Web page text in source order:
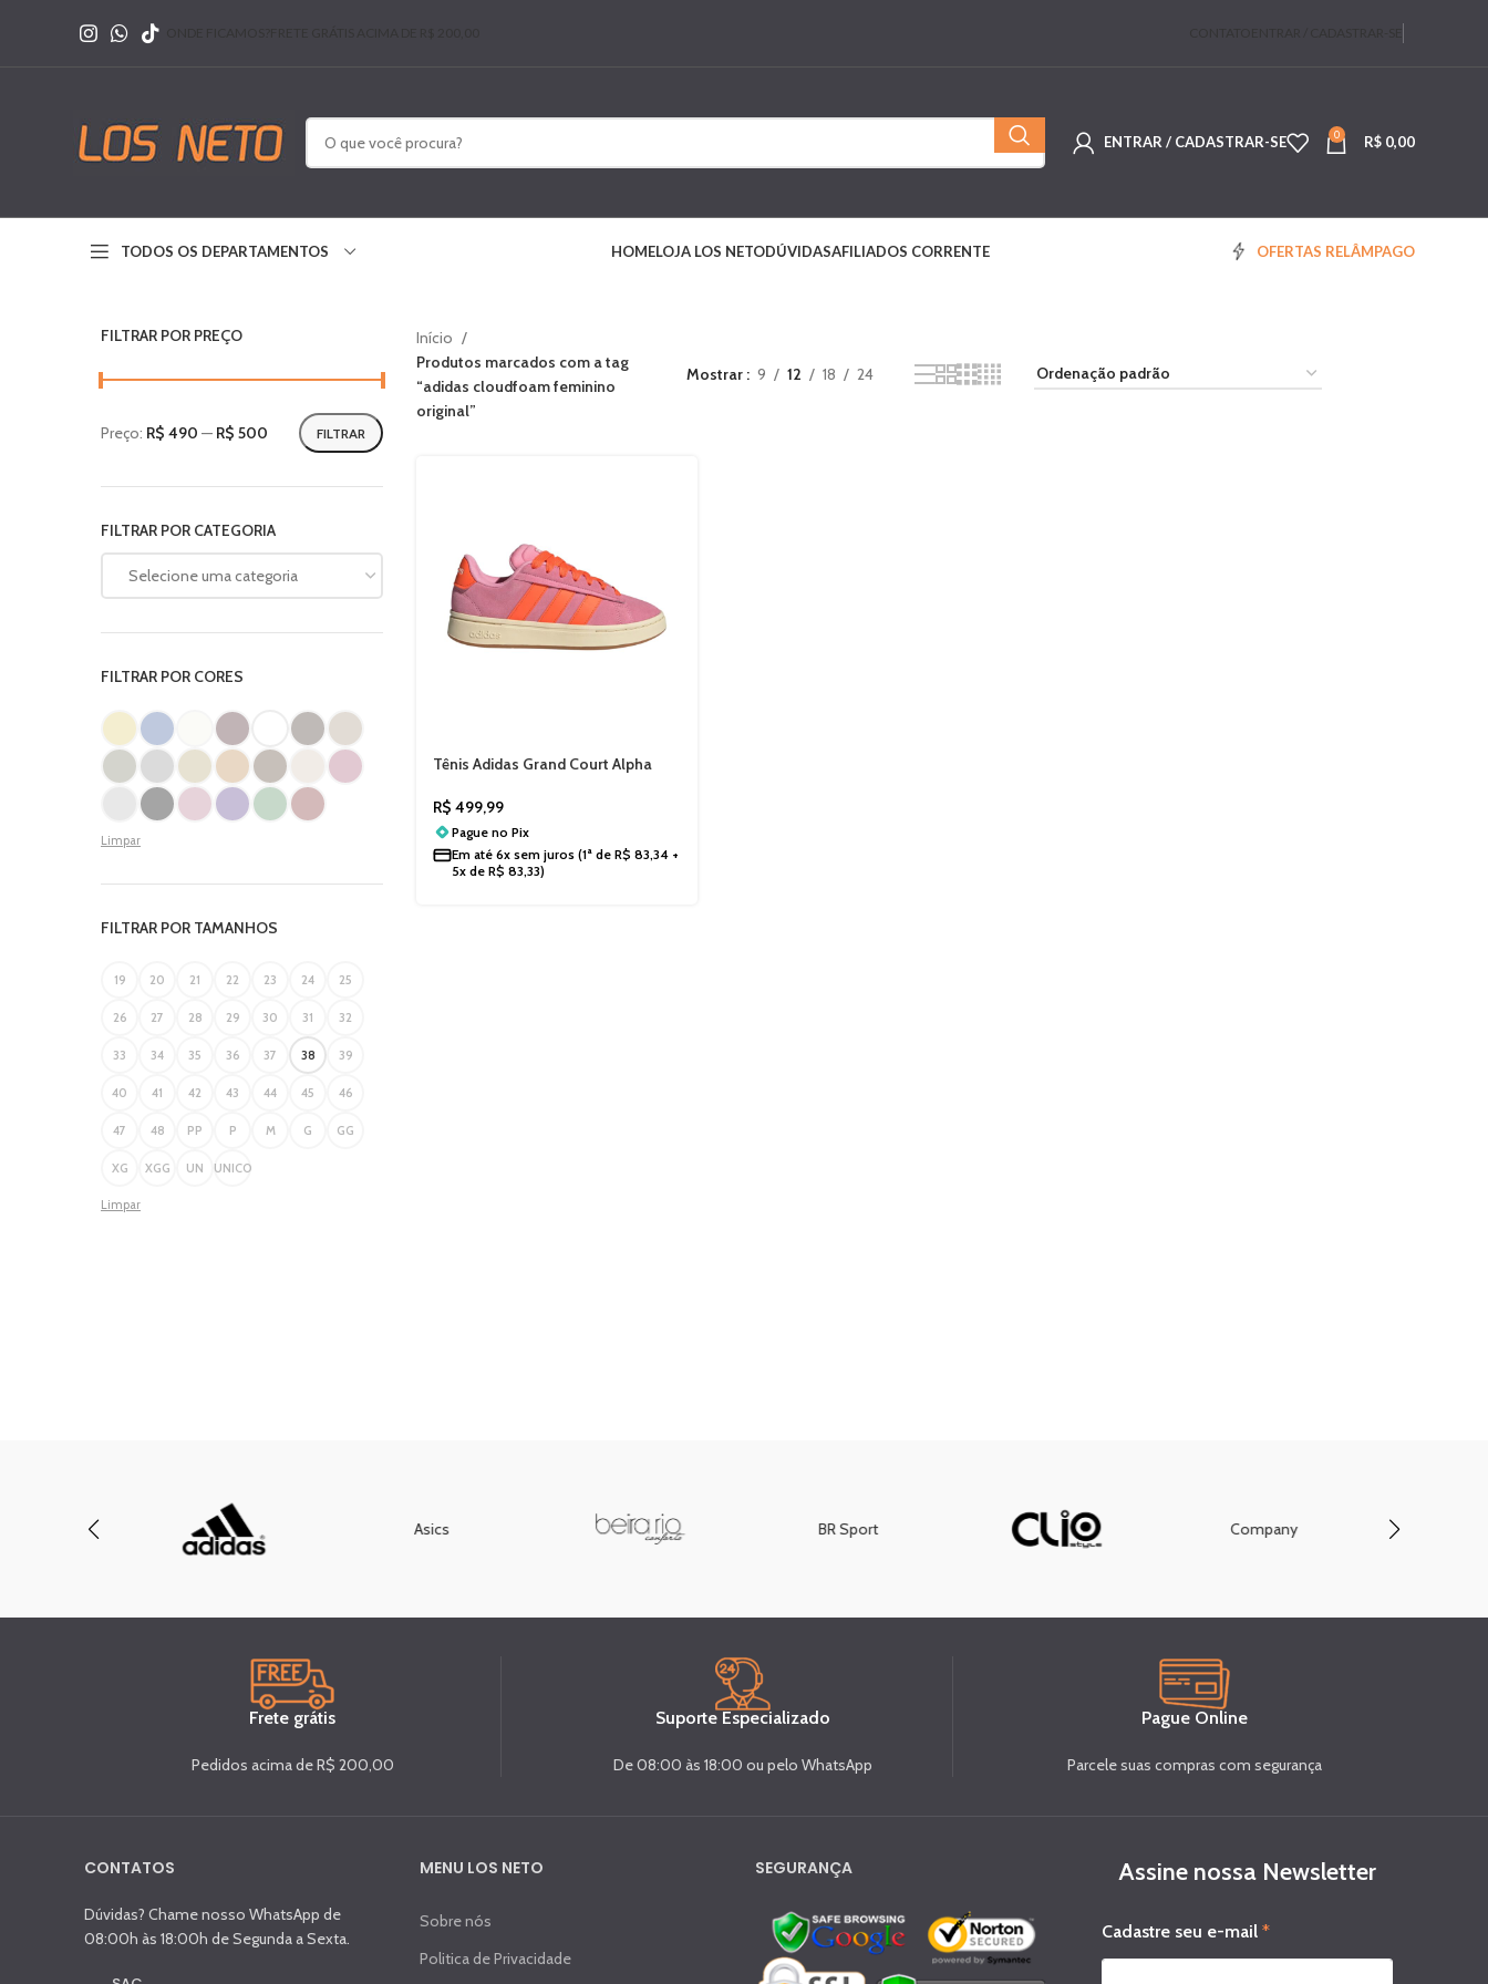
ENTRAR / CADASTRAR-SE 0 R$ 0,00
TODOS OS DEPARTAMENTOS HOMELOJA LOS NETODÚVIDASAFILIADOS CORRENTE OFERTAS RELÂMPAGO
FILTRAR POR PREÇO
FILTRAR
Preço: R$ 490 — R$ 500
FILTRAR POR CATEGORIA
Selecione uma categoria
FILTRAR POR CORES
Limpar
FILTRAR POR TAMANHOS
19 20 21 22 23 24 25
26 27 28 29 30 31 32
33 34 35 36 37 38 39
40 41 42 43 44 45 46
47 48 PP P M G GG
XG XGG UN UNICO
Limpar
Início
Produtos marcados com a tag
“adidas cloudfoam feminino
original”
Mostrar 9 12 18 24
Tênis Adidas Grand Court Alpha
R$ 499,99
Pague no Pix
Em até 6x sem juros (1ª de R$ 83,34 +
5x de R$ 83,33)
Asics BR Sport Company
Frete grátis
Pedidos acima de R$ 200,00
Suporte Especializado
De 08:00 às 18:00 ou pelo WhatsApp
Pague Online
Parcele suas compras com segurança
CONTATOS
Dúvidas? Chame nosso WhatsApp de
08:00h às 18:00h de Segunda a Sexta.
MENU LOS NETO
Sobre nós
Politica de Privacidade
SEGURANÇA Assine nossa Newsletter
e
-
Cadastre seu e-mail *